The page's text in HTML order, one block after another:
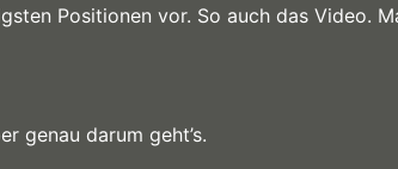
Positionen vor. So auch das Video.
genau darum geht’s.